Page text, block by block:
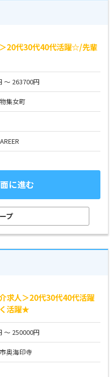
20代30代40代活躍☆/先輩
～ 263700円
集女町
に進む
プ
求人＞20代30代40代活躍
活躍★
～ 250000円
奥海印寺